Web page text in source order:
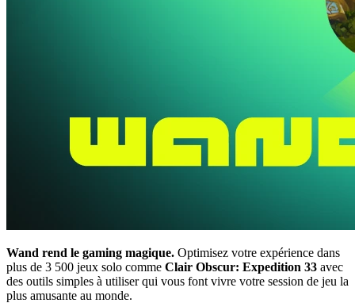
Wand rend le gaming magique. Optimisez votre expérience dans
plus de 3 500 jeux solo comme Clair Obscur: Expedition 33 avec
des outils simples à utiliser qui vous font vivre votre session de jeu la
plus amusante au monde.